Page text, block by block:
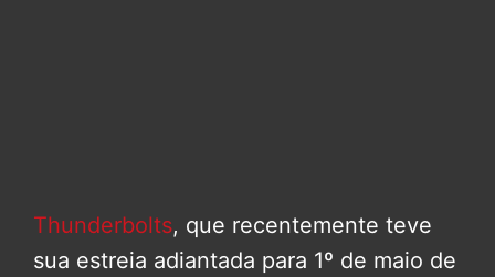
Thunderbolts, que recentemente teve
sua estreia adiantada para 1º de maio de